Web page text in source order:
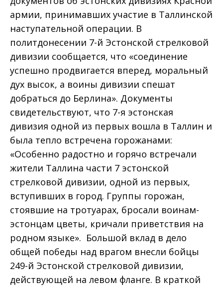
армии, принимавших участие в Таллинской
наступательной операции. В
политдонесении 7-й Эстонской стрелковой
дивизии сообщается, что «соединение
успешно продвигается вперед, моральный
дух высок, а воины дивизии спешат
добраться до Берлина». Документы
свидетельствуют, что 7-я эстонская
дивизия одной из первых вошла в Таллин и
была тепло встречена горожанами:
«Особенно радостно и горячо встречали
жители Таллина части 7 эстонской
стрелковой дивизии, одной из первых,
вступивших в город. Группы горожан,
стоявшие на тротуарах, бросали воинам-
эстонцам цветы, кричали приветствия на
родном языке». Большой вклад в дело
общей победы над врагом внесли бойцы
249-й Эстонской стрелковой дивизии,
действующей на левом фланге. В краткой